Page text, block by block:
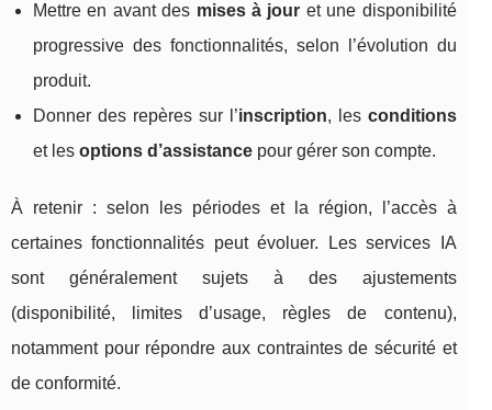
Mettre en avant des mises à jour et une disponibilité
progressive des fonctionnalités, selon l’évolution du
produit.
Donner des repères sur l’inscription, les conditions
et les options d’assistance pour gérer son compte.
À retenir : selon les périodes et la région, l’accès à
certaines fonctionnalités peut évoluer. Les services IA
sont généralement sujets à des ajustements
(disponibilité, limites d’usage, règles de contenu),
notamment pour répondre aux contraintes de sécurité et
de conformité.